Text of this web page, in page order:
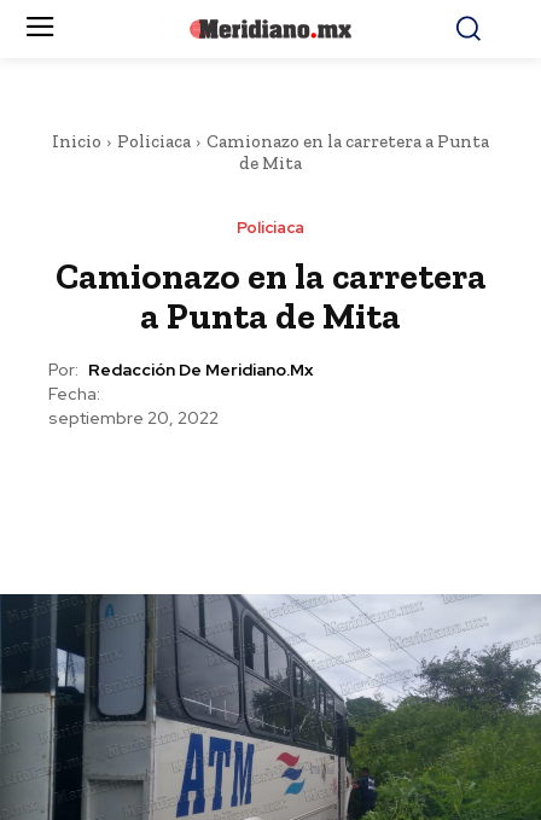
Inicio Policiaca
Camionazo en la carretera a Punta
de Mita
Policiaca
Camionazo en la carretera
a Punta de Mita
Por: Redacción De Meridiano.mx
Fecha:
septiembre 20, 2022